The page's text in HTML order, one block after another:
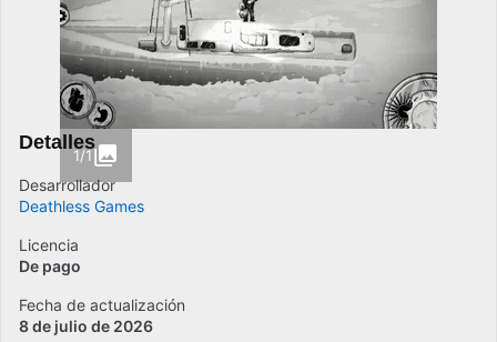
1/1
Detalles
Desarrollador
Deathless Games
Licencia
De pago
Fecha de actualización
8 de julio de 2026